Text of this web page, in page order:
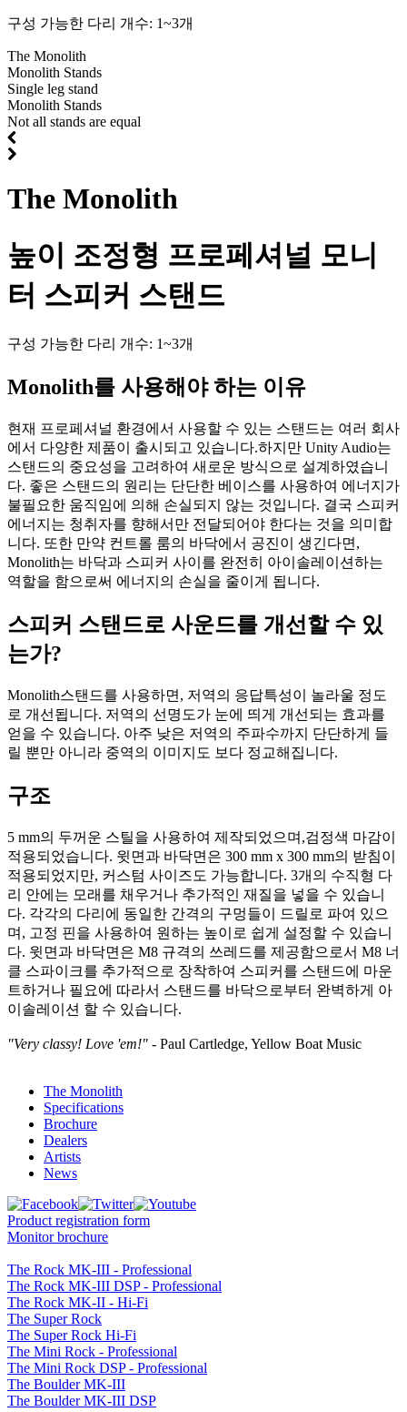
구성 가능한 다리 개수: 1~3개
The Monolith
Monolith Stands
Single leg stand
Monolith Stands
Not all stands are equal
The Monolith
높이 조정형 프로페셔널 모니
터 스피커 스탠드
구성 가능한 다리 개수: 1~3개
Monolith를 사용해야 하는 이유
현재 프로페셔널 환경에서 사용할 수 있는 스탠드는 여러 회사
에서 다양한 제품이 출시되고 있습니다.하지만 Unity Audio는
스탠드의 중요성을 고려하여 새로운 방식으로 설계하였습니
다. 좋은 스탠드의 원리는 단단한 베이스를 사용하여 에너지가
불필요한 움직임에 의해 손실되지 않는 것입니다. 결국 스피커
에너지는 청취자를 향해서만 전달되어야 한다는 것을 의미합
니다. 또한 만약 컨트롤 룸의 바닥에서 공진이 생긴다면,
Monolith는 바닥과 스피커 사이를 완전히 아이솔레이션하는
역할을 함으로써 에너지의 손실을 줄이게 됩니다.
스피커 스탠드로 사운드를 개선할 수 있
는가?
Monolith스탠드를 사용하면, 저역의 응답특성이 놀라울 정도
로 개선됩니다. 저역의 선명도가 눈에 띄게 개선되는 효과를
얻을 수 있습니다. 아주 낮은 저역의 주파수까지 단단하게 들
릴 뿐만 아니라 중역의 이미지도 보다 정교해집니다.
구조
5 mm의 두꺼운 스틸을 사용하여 제작되었으며,검정색 마감이
적용되었습니다. 윗면과 바닥면은 300 mm x 300 mm의 받침이
적용되었지만, 커스텀 사이즈도 가능합니다. 3개의 수직형 다
리 안에는 모래를 채우거나 추가적인 재질을 넣을 수 있습니
다. 각각의 다리에 동일한 간격의 구멍들이 드릴로 파여 있으
며, 고정 핀을 사용하여 원하는 높이로 쉽게 설정할 수 있습니
다. 윗면과 바닥면은 M8 규격의 쓰레드를 제공함으로서 M8 너
클 스파이크를 추가적으로 장착하여 스피커를 스탠드에 마운
트하거나 필요에 따라서 스탠드를 바닥으로부터 완벽하게 아
이솔레이션 할 수 있습니다.
"Very classy! Love 'em!" - Paul Cartledge, Yellow Boat Music
The Monolith
Specifications
Brochure
Dealers
Artists
News
Product registration form
Monitor brochure
The Rock MK-III - Professional
The Rock MK-III DSP - Professional
The Rock MK-II - Hi-Fi
The Super Rock
The Super Rock Hi-Fi
The Mini Rock - Professional
The Mini Rock DSP - Professional
The Boulder MK-III
The Boulder MK-III DSP